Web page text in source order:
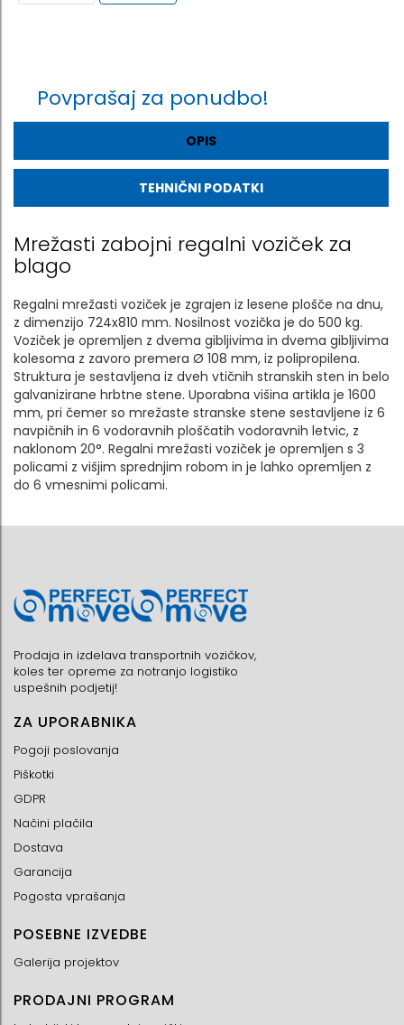
Povprašaj za ponudbo!
OPIS
TEHNIČNI PODATKI
Mrežasti zabojni regalni voziček za
blago
Regalni mrežasti voziček je zgrajen iz lesene plošče na dnu,
z dimenzijo 724x810 mm. Nosilnost vozička je do 500 kg.
Voziček je opremljen z dvema gibljivima in dvema gibljivima
kolesoma z zavoro premera Ø 108 mm, iz polipropilena.
Struktura je sestavljena iz dveh vtičnih stranskih sten in belo
galvanizirane hrbtne stene. Uporabna višina artikla je 1600
mm, pri čemer so mrežaste stranske stene sestavljene iz 6
navpičnih in 6 vodoravnih ploščatih vodoravnih letvic, z
naklonom 20°. Regalni mrežasti voziček je opremljen s 3
policami z višjim sprednjim robom in je lahko opremljen z
do 6 vmesnimi policami.
Prodaja in izdelava transportnih vozičkov,
koles ter opreme za notranjo logistiko
uspešnih podjetij!
ZA UPORABNIKA
Pogoji poslovanja
Piškotki
GDPR
Načini plačila
Dostava
Garancija
Pogosta vprašanja
POSEBNE IZVEDBE
Galerija projektov
PRODAJNI PROGRAM